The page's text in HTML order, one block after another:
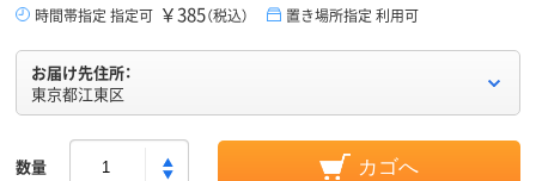
時間帯指定 指定可 ￥385（税込） 置き場所指定 利用可
お届け先住所：
東京都江東区
数量 カゴへ